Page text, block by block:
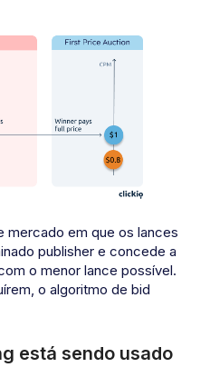
mercado em que os lances
publisher e concede a
o menor lance possível.
o algoritmo de bid
está sendo usado